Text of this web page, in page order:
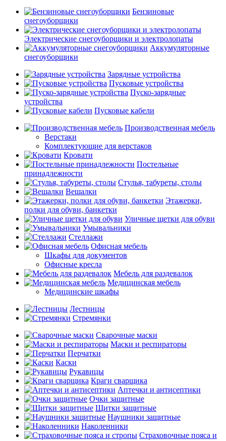
Бензиновые
снегоуборщики
Электрические снегоуборщики и электролопаты
Аккумуляторные
снегоуборщики
Зарядные устройства
Пусковые устройства
Пуско-зарядные
устройства
Пусковые кабели
Производственная мебель
Верстаки
Комплектующие для верстаков
Кровати
Постельные
принадлежности
Стулья, табуреты, столы
Вешалки
Этажерки,
полки для обуви, банкетки
Уличные щетки для обуви
Умывальники
Стеллажи
Офисная мебель
Шкафы для документов
Офисные кресла
Мебель для раздевалок
Медицинская мебель
Медицинские шкафы
Лестницы
Стремянки
Сварочные маски
Маски и респираторы
Перчатки
Каски
Рукавицы
Краги сварщика
Аптечки и антисептики
Очки защитные
Щитки защитные
Наушники защитные
Наколенники
Страховочные пояса и